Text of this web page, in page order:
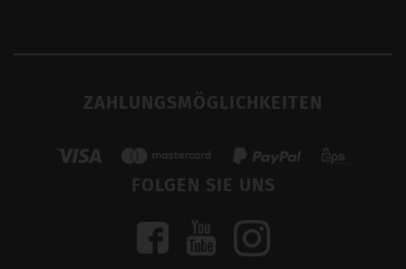
ZAHLUNGSMÖGLICHKEITEN
FOLGEN SIE UNS